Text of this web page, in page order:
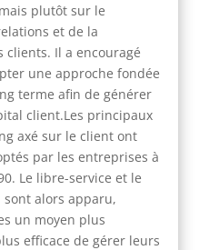
plutôt sur le
et de la
clients. Il a encouragé
une approche fondée
terme afin de générer
client.Les principaux
axé sur le client ont
par les entreprises à
Le libre-service et le
alors apparu,
un moyen plus
efficace de gérer leurs